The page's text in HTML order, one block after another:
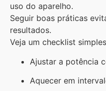
uso do aparelho.
Seguir boas práticas
resultados.
Veja um checklist
Ajustar a potência
Aquecer em